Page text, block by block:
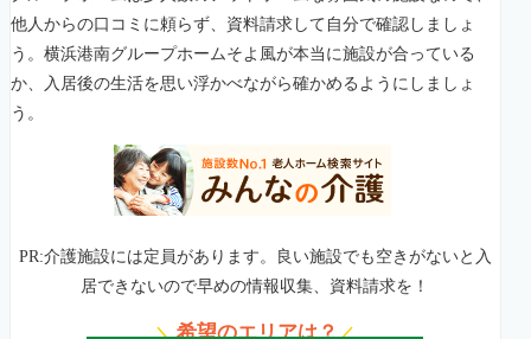
他人からの口コミに頼らず、資料請求して自分で確認しましょ
う。横浜港南グループホームそよ風が本当に施設が合っている
か、入居後の生活を思い浮かべながら確かめるようにしましょ
う。
PR:介護施設には定員があります。良い施設でも空きがないと入
居できないので早めの情報収集、資料請求を！
＼希望のエリアは？／